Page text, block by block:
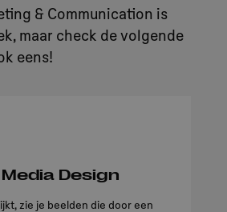
& Communication is
maar check de volgende
eens!
Design
zie je beelden die door een